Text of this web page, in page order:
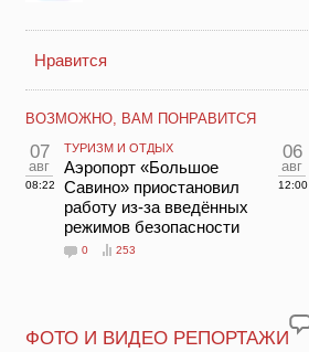
Нравится
ВОЗМОЖНО, ВАМ ПОНРАВИТСЯ
07
авг
08:22
ТУРИЗМ И ОТДЫХ
Аэропорт «Большое
Савино» приостановил
работу из-за введённых
режимов безопасности
0 253
06
авг
12:00
ФОТО И ВИДЕО РЕПОРТАЖИ